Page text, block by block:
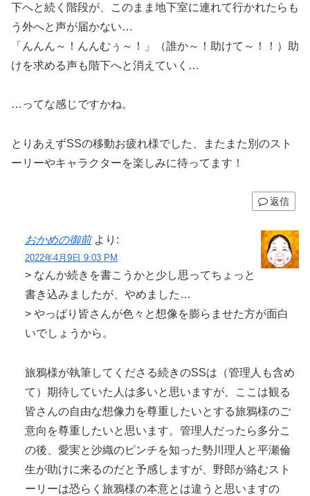
下へと続く階段が、このまま地下室に連れて行かれたらも
う外へと声が届かない…
「んんん～！んんむぅ～！」（誰か～！助けて～！！）助
けを求める声も階下へと消えていく…
…ってな感じですかね。
とりあえずSSの移動お疲れ様でした、またまた別のスト
ーリーやキャラクターを楽しみに待ってます！
返信
おかめの御前 より:
2022年4月9日 9:03 PM
> なんか続きを書こうかと少し思ってちょっと
書き込みましたが、やめました…
> やっぱり皆さんが色々と想像を膨らませた方が面白
いでしょうから。
旅鴉様が執筆してくださる続きのSSは（管理人も含め
て）期待していた人は多いと思いますが、ここは観る
皆さんの自由な想像力を尊重したいとする旅鴉様のご
意向を尊重したいと思います。管理人だったら多分こ
の後、愛実と沙織のピンチを知った勢川理人と平瀬倫
生が助けに来るのだと予感しますが、野郎が絡むスト
ーリーは恐らく旅鴉様の本意とは違うと思いますの